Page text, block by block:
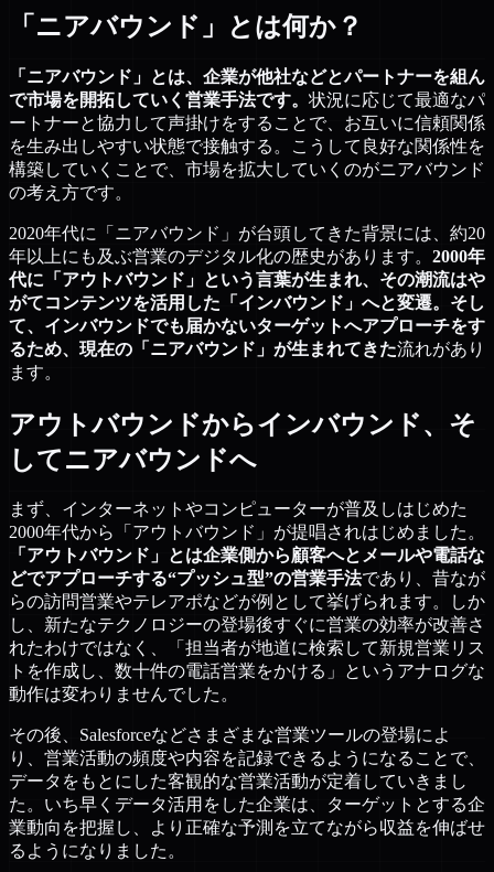
「ニアバウンド」とは何か？
「ニアバウンド」とは、企業が他社などとパートナーを組ん
で市場を開拓していく営業手法です。 状況に応じて最適なパ
ートナーと協力して声掛けをすることで、お互いに信頼関係
を生み出しやすい状態で接触する。こうして良好な関係性を
構築していくことで、市場を拡大していくのがニアバウンド
の考え方です。
2020年代に「ニアバウンド」が台頭してきた背景には、約20
年以上にも及ぶ営業のデジタル化の歴史があります。 2000年
代に「アウトバウンド」という言葉が生まれ、その潮流はや
がてコンテンツを活用した「インバウンド」へと変遷。そし
て、インバウンドでも届かないターゲットへアプローチをす
るため、現在の「ニアバウンド」が生まれてきた流れがあり
ます。
アウトバウンドからインバウンド、そ
してニアバウンドへ
まず、インターネットやコンピューターが普及しはじめた
2000年代から「アウトバウンド」が提唱されはじめました。
「アウトバウンド」とは企業側から顧客へとメールや電話な
どでアプローチする“プッシュ型”の営業手法であり、昔なが
らの訪問営業やテレアポなどが例として挙げられます。しか
し、新たなテクノロジーの登場後すぐに営業の効率が改善さ
れたわけではなく、「担当者が地道に検索して新規営業リス
トを作成し、数十件の電話営業をかける」というアナログな
動作は変わりませんでした。
その後、Salesforceなどさまざまな営業ツールの登場によ
り、営業活動の頻度や内容を記録できるようになることで、
データをもとにした客観的な営業活動が定着していきまし
た。いち早くデータ活用をした企業は、ターゲットとする企
業動向を把握し、より正確な予測を立てながら収益を伸ばせ
るようになりました。